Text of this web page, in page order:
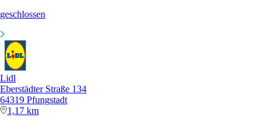
geschlossen
Lidl
Eberstädter Straße 134
64319 Pfungstadt
1,17 km